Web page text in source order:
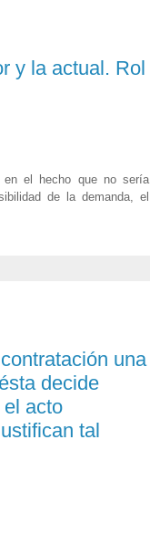
y la actual. Rol
en el hecho que no sería
de la demanda, el
una
decide
acto
tal